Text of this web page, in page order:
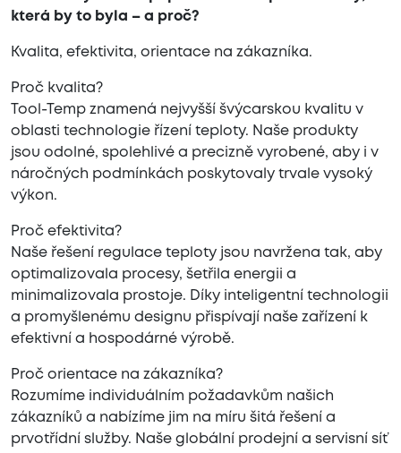
která by to byla – a proč?
Kvalita, efektivita, orientace na zákazníka.
Proč kvalita?
Tool-Temp znamená nejvyšší švýcarskou kvalitu v
oblasti technologie řízení teploty. Naše produkty
jsou odolné, spolehlivé a precizně vyrobené, aby i v
náročných podmínkách poskytovaly trvale vysoký
výkon.
Proč efektivita?
Naše řešení regulace teploty jsou navržena tak, aby
optimalizovala procesy, šetřila energii a
minimalizovala prostoje. Díky inteligentní technologii
a promyšlenému designu přispívají naše zařízení k
efektivní a hospodárné výrobě.
Proč orientace na zákazníka?
Rozumíme individuálním požadavkům našich
zákazníků a nabízíme jim na míru šitá řešení a
prvotřídní služby. Naše globální prodejní a servisní síť